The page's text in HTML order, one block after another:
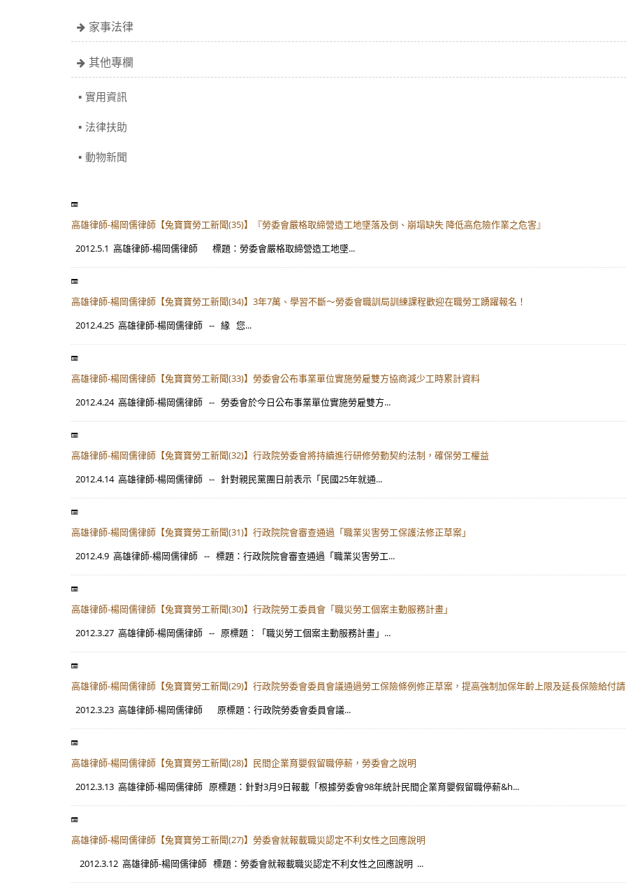
家事法律
其他專欄
實用資訊
法律扶助
動物新聞
高雄律師-楊岡儒律師【兔寶寶勞工新聞(35)】『勞委會嚴格取締營造工地墜落及倒、崩塌缺失 降低高危險作業之危害』
2012.5.1 高雄律師-楊岡儒律師 標題：勞委會嚴格取締營造工地墜...
高雄律師-楊岡儒律師【兔寶寶勞工新聞(34)】3年7萬、學習不斷～勞委會職訓局訓練課程歡迎在職勞工踴躍報名！
2012.4.25 高雄律師-楊岡儒律師 -- 緣 您...
高雄律師-楊岡儒律師【兔寶寶勞工新聞(33)】勞委會公布事業單位實施勞雇雙方協商減少工時累計資料
2012.4.24 高雄律師-楊岡儒律師 -- 勞委會於今日公布事業單位實施勞雇雙方...
高雄律師-楊岡儒律師【兔寶寶勞工新聞(32)】行政院勞委會將持續進行研修勞動契約法制，確保勞工權益
2012.4.14 高雄律師-楊岡儒律師 -- 針對親民黨團日前表示「民國25年就通...
高雄律師-楊岡儒律師【兔寶寶勞工新聞(31)】行政院院會審查通過「職業災害勞工保護法修正草案」
2012.4.9 高雄律師-楊岡儒律師 -- 標題：行政院院會審查通過「職業災害勞工...
高雄律師-楊岡儒律師【兔寶寶勞工新聞(30)】行政院勞工委員會「職災勞工個案主動服務計畫」
2012.3.27 高雄律師-楊岡儒律師 -- 原標題：「職災勞工個案主動服務計畫」...
高雄律師-楊岡儒律師【兔寶寶勞工新聞(29)】行政院勞委會委員會議通過勞工保險條例修正草案，提高強制加保年齡上限及延長保險給付
2012.3.23 高雄律師-楊岡儒律師 原標題：行政院勞委會委員會議...
高雄律師-楊岡儒律師【兔寶寶勞工新聞(28)】民間企業育嬰假留職停薪，勞委會之說明
2012.3.13 高雄律師-楊岡儒律師 原標題：針對3月9日報載「根據勞委會98年統計民間企業育嬰假留職停薪&h...
高雄律師-楊岡儒律師【兔寶寶勞工新聞(27)】勞委會就報載職災認定不利女性之回應說明
2012.3.12 高雄律師-楊岡儒律師 標題：勞委會就報載職災認定不利女性之回應說明 ...